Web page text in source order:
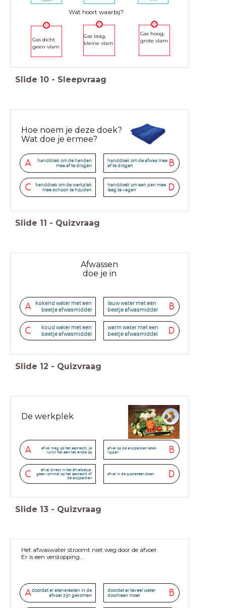
Gas hoog,
grote vlam
Gas dicht
geen vlam
Gas laag,
kleine vlam
Wat hoort waarbij?
Slide 10 - Sleepvraag
Hoe noem je deze doek?
Wat doe je ermee?
A
handdoek om de handen
mee af te drogen
B
handdoek om de afwas mee
af te drogen
C
handdoek om de werkplek
mee schoon te houden
D
handdoek om een pan mee
leeg te vegen
Slide 11 - Quizvraag
Afwassen
doe je in
A
kokend water met een
beetje afwasmiddel
B
lauw water met een
beetje afwasmiddel
C
koud water met een
beetje afwasmiddel
D
warm water met een
beetje afwasmiddel
Slide 12 - Quizvraag
De werkplek
A
afval mag op het aanrecht, je
ruimt het aan het einde op
B
afval op de snijplanken laten
liggen
C
afval direct in het afvalbakje,
geen rommel op het aanrecht of
de snijplanken
D
afval in de gootsteen doen
Slide 13 - Quizvraag
Het afwaswater stroomt niet weg door de afvoer.
Er is een verstopping...
Adoordat er etensresten in de
afvoer zijn gekomen
B
doordat er teveel water
doorheen moet